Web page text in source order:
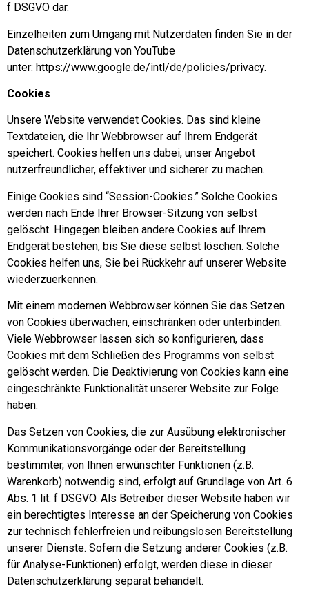
f DSGVO dar.
Einzelheiten zum Umgang mit Nutzerdaten finden Sie in der
Datenschutzerklärung von YouTube
unter: https://www.google.de/intl/de/policies/privacy.
Cookies
Unsere Website verwendet Cookies. Das sind kleine
Textdateien, die Ihr Webbrowser auf Ihrem Endgerät
speichert. Cookies helfen uns dabei, unser Angebot
nutzerfreundlicher, effektiver und sicherer zu machen.
Einige Cookies sind “Session-Cookies.” Solche Cookies
werden nach Ende Ihrer Browser-Sitzung von selbst
gelöscht. Hingegen bleiben andere Cookies auf Ihrem
Endgerät bestehen, bis Sie diese selbst löschen. Solche
Cookies helfen uns, Sie bei Rückkehr auf unserer Website
wiederzuerkennen.
Mit einem modernen Webbrowser können Sie das Setzen
von Cookies überwachen, einschränken oder unterbinden.
Viele Webbrowser lassen sich so konfigurieren, dass
Cookies mit dem Schließen des Programms von selbst
gelöscht werden. Die Deaktivierung von Cookies kann eine
eingeschränkte Funktionalität unserer Website zur Folge
haben.
Das Setzen von Cookies, die zur Ausübung elektronischer
Kommunikationsvorgänge oder der Bereitstellung
bestimmter, von Ihnen erwünschter Funktionen (z.B.
Warenkorb) notwendig sind, erfolgt auf Grundlage von Art. 6
Abs. 1 lit. f DSGVO. Als Betreiber dieser Website haben wir
ein berechtigtes Interesse an der Speicherung von Cookies
zur technisch fehlerfreien und reibungslosen Bereitstellung
unserer Dienste. Sofern die Setzung anderer Cookies (z.B.
für Analyse-Funktionen) erfolgt, werden diese in dieser
Datenschutzerklärung separat behandelt.